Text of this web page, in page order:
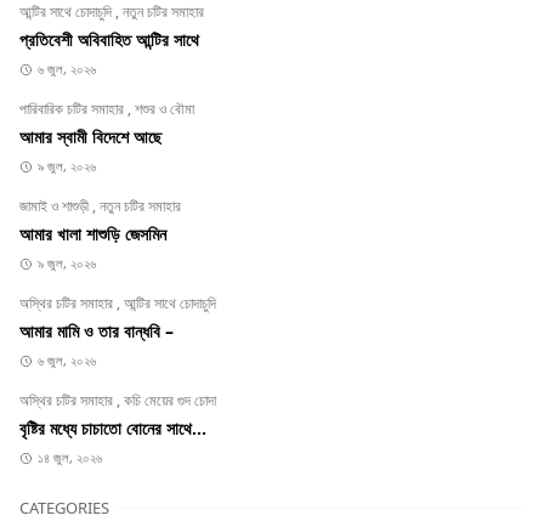
আন্টির সাথে চোদাচুদি ,নতুন চটির সমাহার
প্রতিবেশী অবিবাহিত আন্টির সাথে
৬ জুল, ২০২৬
পারিবারিক চটির সমাহার ,শশুর ও বৌমা
আমার স্বামী বিদেশে আছে
৯ জুল, ২০২৬
জামাই ও শাশুড়ী ,নতুন চটির সমাহার
আমার খালা শাশুড়ি জেসমিন
৯ জুল, ২০২৬
অস্থির চটির সমাহার ,আন্টির সাথে চোদাচুদি
আমার মামি ও তার বান্ধবি –
৬ জুল, ২০২৬
অস্থির চটির সমাহার ,কচি মেয়ের গুদ চোদা
বৃষ্টির মধ্যে চাচাতো বোনের সাথে...
১৪ জুল, ২০২৬
CATEGORIES